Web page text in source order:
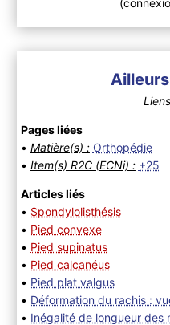
Pages liées
• Matière(s) : Orthopédie
• Item(s) R2C (ECNi) : +25
Articles liés
• Spondylolisthésis
• Pied convexe
• Pied supinatus
• Pied calcanéus
• Pied plat valgus
• Déformation du rachis :
• Inégalité de longueur des